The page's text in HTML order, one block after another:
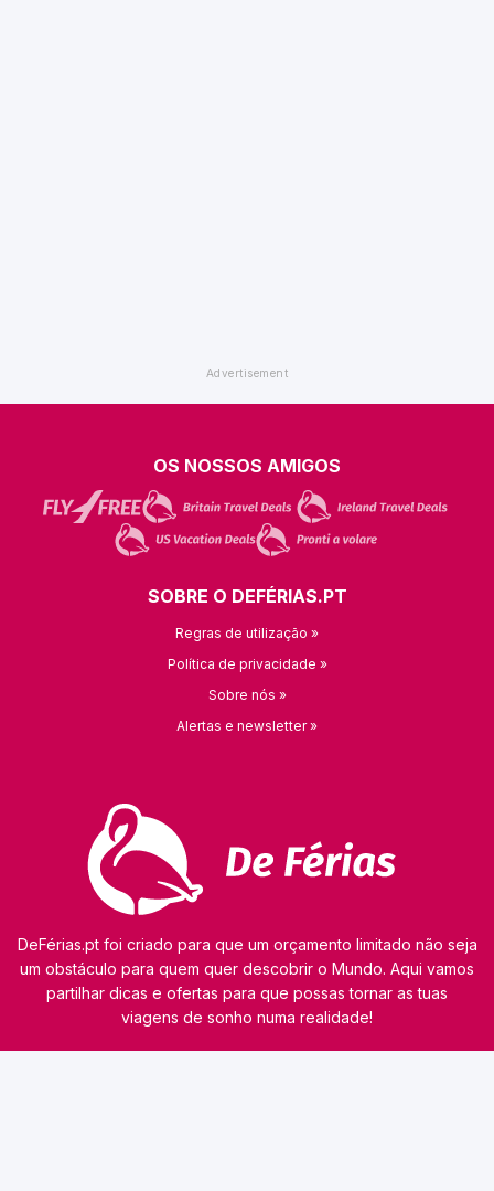
DeFérias.pt foi criado para que um orçamento limitado não seja
um obstáculo para quem quer descobrir o Mundo. Aqui vamos
partilhar dicas e ofertas para que possas tornar as tuas
viagens de sonho numa realidade!
© 2026 kamaviNET sp. z o.o.
OS NOSSOS AMIGOS
SOBRE O DEFÉRIAS.PT
Regras de utilização »
Política de privacidade »
Sobre nós »
Alertas e newsletter »